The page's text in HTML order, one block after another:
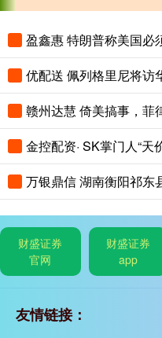
优配送 佩列格里尼将访
赣州达慧 倚美搞事，菲
万银鼎信 湖南衡阳祁东
财盛证券
官网
财盛证券
app
友情链接：